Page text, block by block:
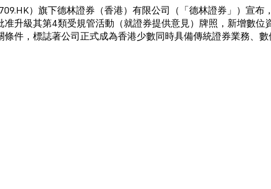
）旗下德林證券（香港）有限公司（「德林證券」）宣布
准升級其第4類受規管活動（就證券提供意見）牌照，新增數位
條件，標誌著公司正式成為香港少數同時具備傳統證券業務、